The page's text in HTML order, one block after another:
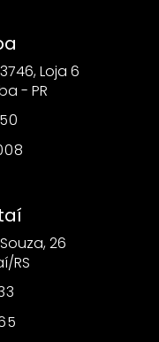
Loja 6
- PR
26
RS